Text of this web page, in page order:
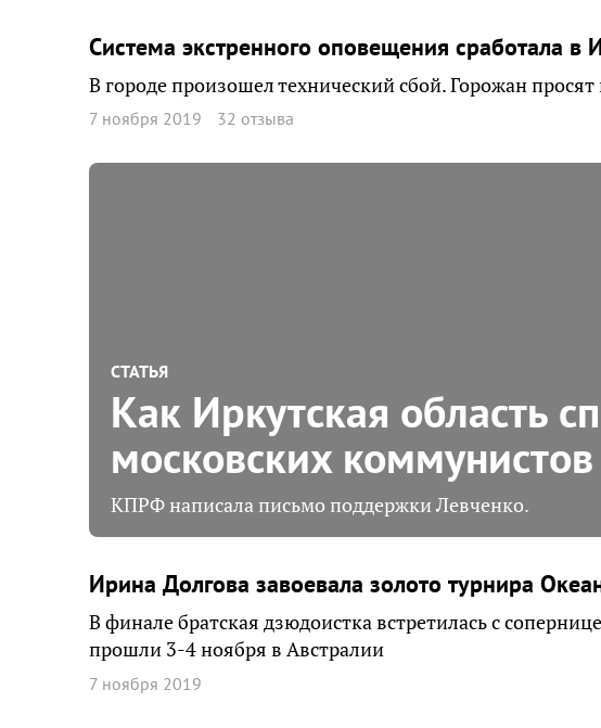
Система экстренного оповещения сработала в
В городе произошел технический сбой. Горожан просят
7 ноября 2019 32 отзыва
СТАТЬЯ
Как Иркутская область
московских коммунистов
КПРФ написала письмо поддержки Левченко.
Ирина Долгова завоевала золото турнира
В финале братская дзюдоистка встретилась с
прошли 3-4 ноября в Австралии
7 ноября 2019